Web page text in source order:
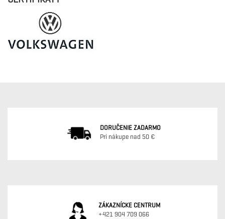
DORUČENIE ZADARMO
Pri nákupe nad 50 €
ZÁKAZNÍCKE CENTRUM
+421 904 709 066